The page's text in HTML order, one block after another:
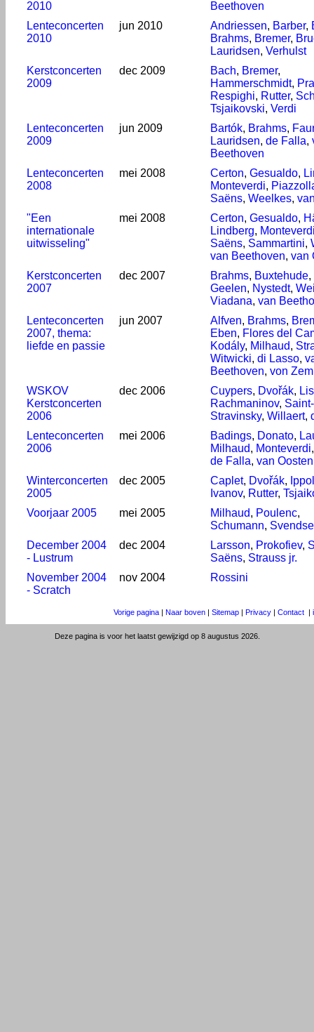
2010
Beethoven
Lenteconcerten
2010
jun 2010 Andriessen, Barber,
Brahms, Bremer,
Lauridsen, Verhulst
Kerstconcerten
2009
dec 2009 Bach, Bremer,
Hammerschmidt,
Respighi, Rutter,
Tsjaikovski, Verdi
Lenteconcerten
2009
jun 2009 Bartók, Brahms,
Lauridsen, de Falla,
Beethoven
Lenteconcerten
2008
mei 2008 Certon, Gesualdo,
Monteverdi,
Saëns, Weelkes,
"Een
internationale
uitwisseling"
mei 2008 Certon, Gesualdo,
Lindberg,
Saëns, Sammartini,
van Beethoven, van
Kerstconcerten
2007
dec 2007 Brahms, Buxtehude,
Geelen, Nystedt,
Viadana, van
Lenteconcerten
2007, thema:
liefde en passie
jun 2007 Alfven, Brahms,
Eben, Flores del
Kodály, Milhaud,
Witwicki, di Lasso,
Beethoven, von
WSKOV
Kerstconcerten
2006
dec 2006 Cuypers, Dvořák,
Rachmaninov,
Stravinsky, Willaert,
Lenteconcerten
2006
mei 2006 Badings, Donato,
Milhaud, Monteverdi
de Falla, van Oosten
Winterconcerten
2005
dec 2005 Caplet, Dvořák,
Ivanov, Rutter,
Voorjaar 2005
mei 2005 Milhaud, Poulenc,
Schumann,
December 2004
- Lustrum
dec 2004 Larsson, Prokofiev,
Saëns, Strauss jr.
November 2004
- Scratch
nov 2004 Rossini
Vorige pagina| Naar boven| Sitemap| Privacy| Contact|
Deze pagina is voor het laatst gewijzigd op 8 augustus 2026.